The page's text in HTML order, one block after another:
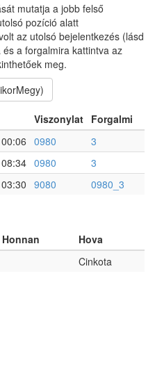
mutatja a jobb felső
pozíció alatt
az utolsó bejelentkezés (lásd
a forgalmira kattintva az
meg.
Viszonylat Forgalmi
0980
3
0980
3
9080 0980_3
Honnan
Hova
Cinkota